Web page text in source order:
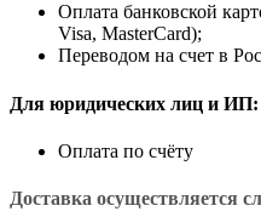
Оплата банковской
Visa, MasterCard);
Переводом на счет в
Для юридических лиц и ИП:
Оплата по счёту
Доставка осуществляется